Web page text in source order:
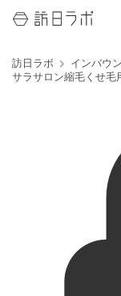
訪日ラボ インバウ
サラサロン縮毛くせ毛